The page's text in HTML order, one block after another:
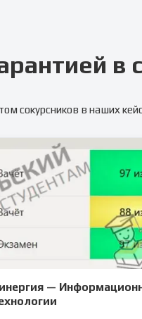
в
сокурсников в наших
—